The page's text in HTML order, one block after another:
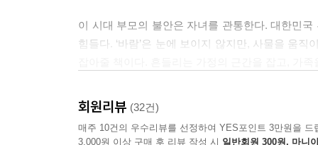
『바짓바람 아빠들이 온다』는 직접 명문대를 보
명문대생이 어떻게 공부했는지, 수능 만점자에게
이 시대 부모의 불안은 자녀를 관통한다. 대한민
힘들다. ‘바람’은 눈에 보이지 않지만, 사물을 움
회원리뷰 (32건)
매주 10건의 우수리뷰를 선정하여 YES포인트 3만원을 드
3,000원 이상 구매 후 리뷰 작성 시 일반회원 300원, 마니